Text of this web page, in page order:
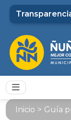
Inicio > Guía